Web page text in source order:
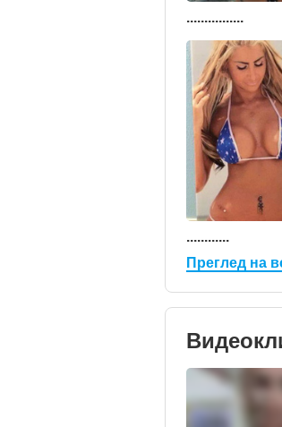
................
............
Преглед на